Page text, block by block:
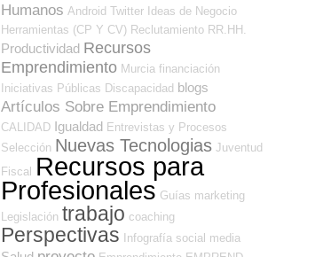
Humanos Android Twitter Ideas de Negocio
Herramientas (CP Y CV) Reclutamiento RR.HH.
Productividad Recursos
Emprendimiento Murcia financiación
Iniciativas Públicas Discapacidad blogs
Artículos Sobre Emprendimiento
CALIDAD Igualdad Entrevistas y Procesos
Selección Nuevas Tecnologias Juventud
Fiscal
Recursos para
Profesionales Guías marketing
Legislación trabajo coaching
Perspectivas Infografía social media